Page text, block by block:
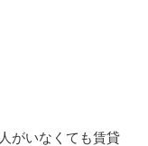
がいなくても賃貸